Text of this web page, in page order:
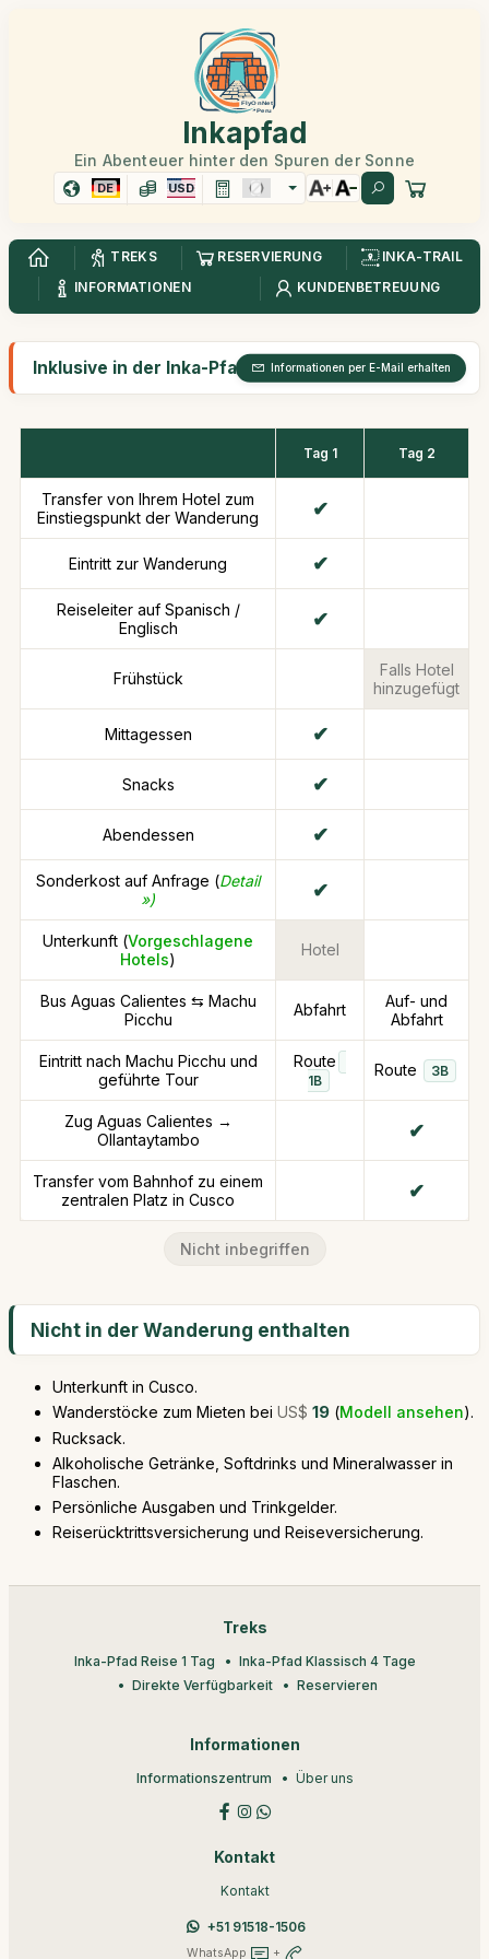
Inkapfad
Ein Abenteuer hinter den Spuren der Sonne
DE USD
TREKS RESERVIERUNG
INKA-TRAIL
INFORMATIONEN
KUNDENBETREUUNG
Inklusive in der Inka-Pfad Entdeckung 2 Tage
Informationen per E-Mail erhalten
Tag 1 Tag 2
Transfer von Ihrem Hotel zum
Einstiegspunkt der Wanderung
Eintritt zur Wanderung
Reiseleiter auf Spanisch /
Englisch
Frühstück
Falls Hotel
hinzugefügt
Mittagessen
Snacks
Abendessen
Sonderkost auf Anfrage (Detail
»)
Unterkunft (Vorgeschlagene
Hotels)
Hotel
Bus Aguas Calientes ⇆ Machu
Picchu
Abfahrt
Auf- und
Abfahrt
Eintritt nach Machu Picchu und
geführte Tour
Route
1B
Route 3B
Zug Aguas Calientes →
Ollantaytambo
Transfer vom Bahnhof zu einem
zentralen Platz in Cusco
Nicht inbegriffen
Nicht in der Wanderung enthalten
Unterkunft in Cusco.
Wanderstöcke zum Mieten bei US$ 19 (Modell ansehen).
Rucksack.
Alkoholische Getränke, Softdrinks und Mineralwasser in
Flaschen.
Persönliche Ausgaben und Trinkgelder.
Reiserücktrittsversicherung und Reiseversicherung.
Treks
Inka-Pfad Reise 1 Tag
Inka-Pfad Klassisch 4 Tage
Direkte Verfügbarkeit
Reservieren
Informationen
Informationszentrum Über uns
Kontakt
Kontakt
+51 91518-1506
WhatsApp +